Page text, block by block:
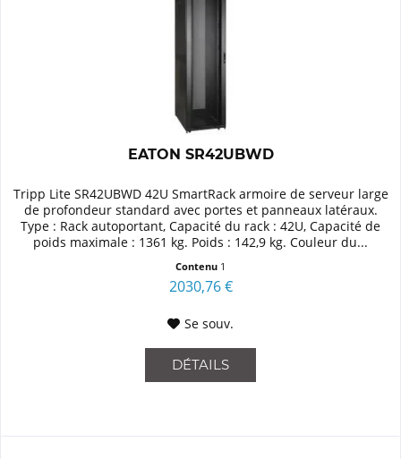
EATON SR42UBWD
Tripp Lite SR42UBWD 42U SmartRack armoire de serveur large
de profondeur standard avec portes et panneaux latéraux.
Type : Rack autoportant, Capacité du rack : 42U, Capacité de
poids maximale : 1361 kg. Poids : 142,9 kg. Couleur du...
Contenu 1
2030,76 €
Se souv.
DÉTAILS